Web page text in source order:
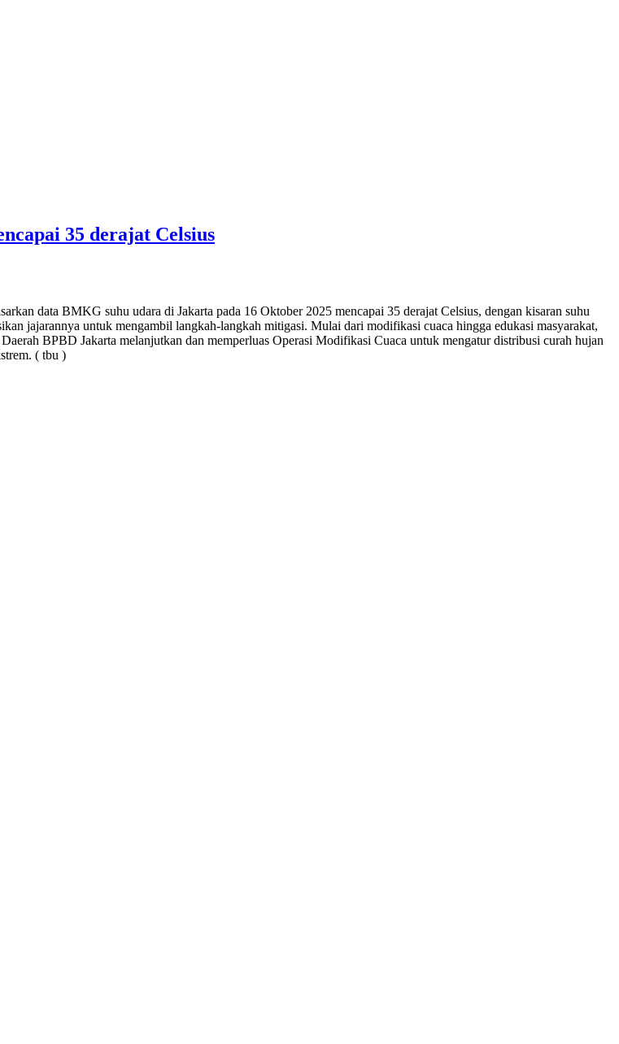
35 derajat Celsius
data BMKG suhu udara di Jakarta pada 16 Oktober 2025 mencapai 35 derajat Celsius, dengan kisaran suhu
jajarannya untuk mengambil langkah-langkah mitigasi. Mulai dari modifikasi cuaca hingga edukasi masyarakat,
BPBD Jakarta melanjutkan dan memperluas Operasi Modifikasi Cuaca untuk mengatur distribusi curah hujan
( tbu )